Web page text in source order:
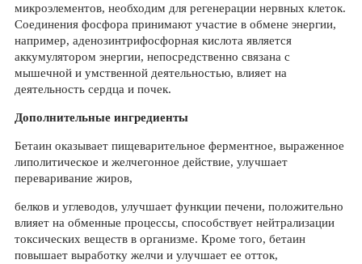
микроэлементов, необходим для регенерации нервных клеток.
Соединения фосфора принимают участие в обмене энергии,
например, аденозинтрифосфорная кислота является
аккумулятором энергии, непосредственно связана с
мышечной и умственной деятельностью, влияет на
деятельность сердца и почек.
Дополнительные ингредиенты
Бетаин оказывает пищеварительное ферментное, выраженное
липолитическое и желчегонное действие, улучшает
переваривание жиров,
белков и углеводов, улучшает функции печени, положительно
влияет на обменные процессы, способствует нейтрализации
токсических веществ в организме. Кроме того, бетаин
повышает выработку желчи и улучшает ее отток,